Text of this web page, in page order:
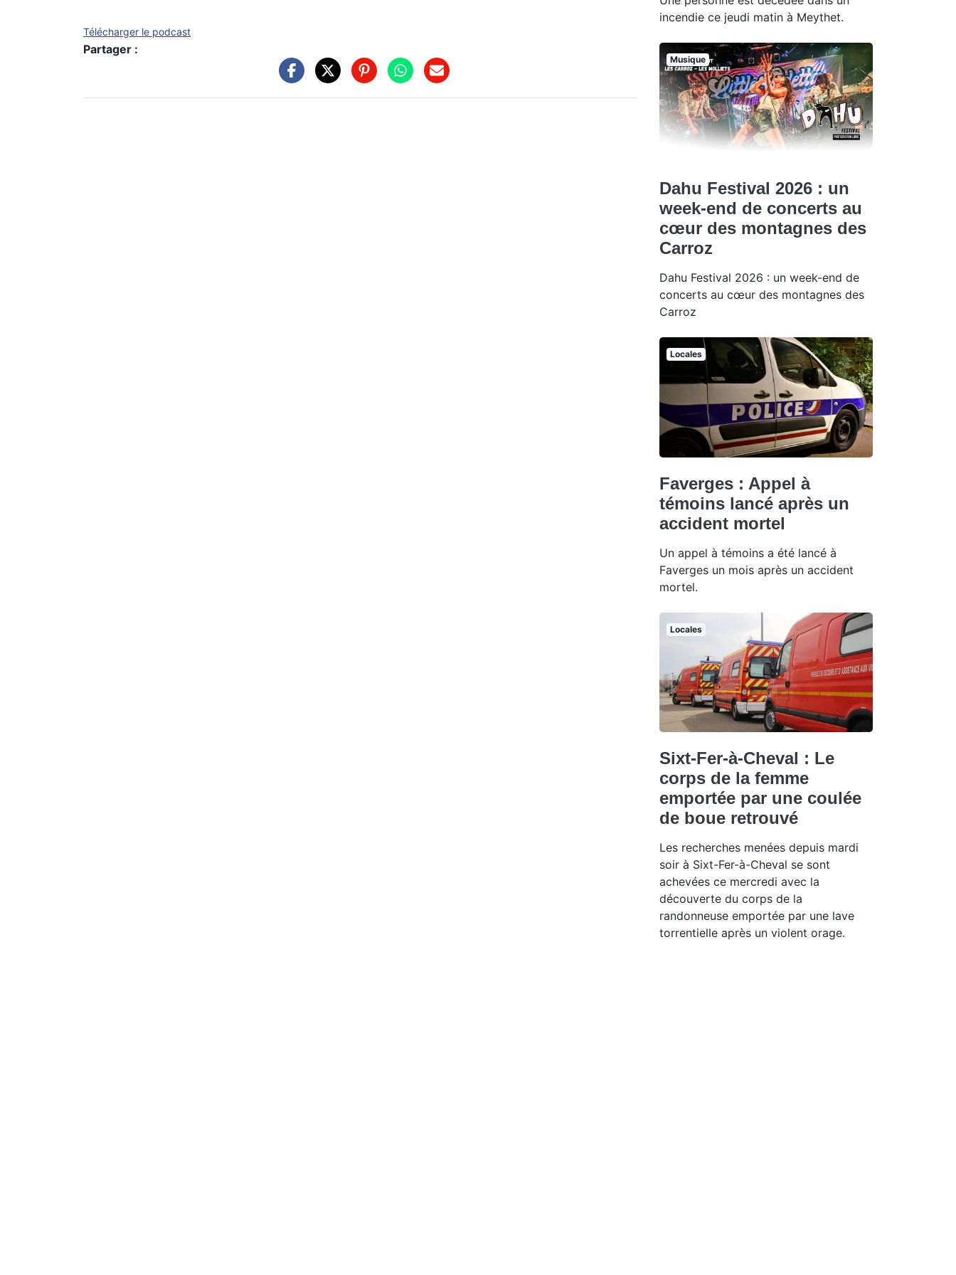
Télécharger le podcast
Partager :
incendie ce jeudi matin à Meythet.
Musique
Dahu Festival 2026 : un
week-end de concerts au
cœur des montagnes des
Carroz
Dahu Festival 2026 : un week-end de
concerts au cœur des montagnes des
Carroz
Locales
Faverges : Appel à
témoins lancé après un
accident mortel
Un appel à témoins a été lancé à
Faverges un mois après un accident
mortel.
Locales
Sixt-Fer-à-Cheval : Le
corps de la femme
emportée par une coulée
de boue retrouvé
Les recherches menées depuis mardi
soir à Sixt-Fer-à-Cheval se sont
achevées ce mercredi avec la
découverte du corps de la
randonneuse emportée par une lave
torrentielle après un violent orage.